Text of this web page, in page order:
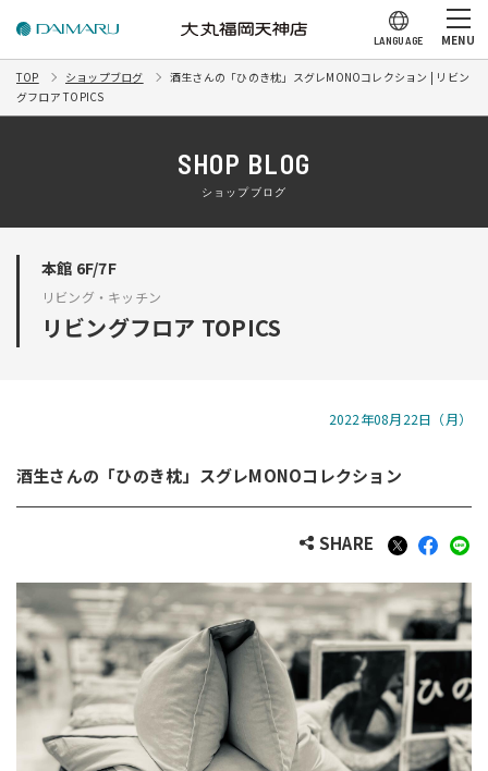
LANGUAGE MENU
TOP ショップブログ
酒生さんの「ひのき枕」スグレMONOコレクション | リビン
グフロア TOPICS
SHOP BLOG
ショップブログ
本館 6F/7F
リビング・キッチン
リビングフロア TOPICS
2022年08月22日（月）
酒生さんの「ひのき枕」スグレMONOコレクション
SHARE